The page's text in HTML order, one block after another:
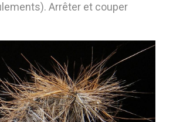
Arrêter et couper